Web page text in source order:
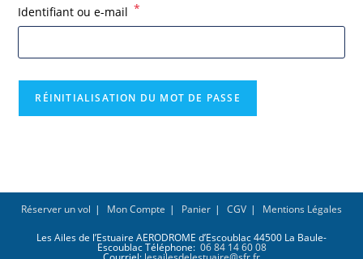
Identifiant ou e-mail *
RÉINITIALISATION DU MOT DE PASSE
Réserver un vol Mon Compte Panier CGV Mentions Légales
Les Ailes de l’Estuaire AERODROME d’Escoublac 44500 La Baule-
Escoublac Téléphone: 06 84 14 60 08